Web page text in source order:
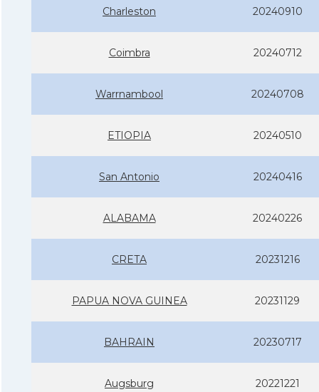
Charleston 20240910
Coimbra 20240712
Warrnambool 20240708
ETIOPIA 20240510
San Antonio 20240416
ALABAMA 20240226
CRETA 20231216
PAPUA NOVA GUINEA 20231129
BAHRAIN 20230717
Augsburg 20221221